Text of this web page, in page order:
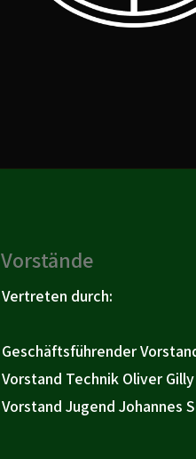
Vorstände
Vertreten durch:
Geschäftsführender
Vorstand Technik Oliver Gilly
Vorstand Jugend Johannes